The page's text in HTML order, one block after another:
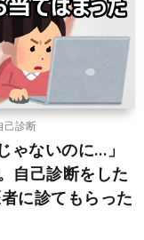
己診断
ゃないのに…」
自己診断をした
に診てもらった